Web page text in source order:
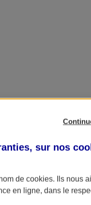
sur nos
de cookies. Ils nous
en ligne, dans le